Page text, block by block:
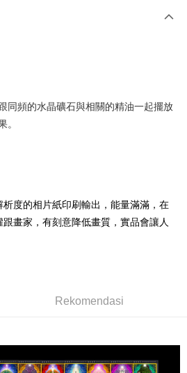
同頻的水晶礦石與相關的精油一起擺放
。
度的相片紙印刷輸出，能量滿滿，在
畫家，有刻意降低畫質，實品會讓人
Rekomendasi